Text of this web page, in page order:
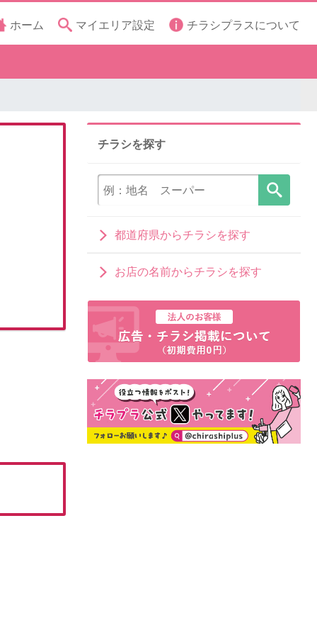
ホーム マイエリア設定 チラシプラスについて
チラシを探す
都道府県からチラシを探す
お店の名前からチラシを探す